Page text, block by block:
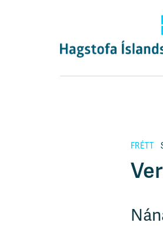
FRÉTT